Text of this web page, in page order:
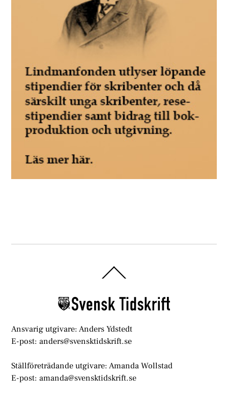
To
Ansvarig utgivare: Anders Ydstedt
E-post: anders@svensktidskrift.se
Ställföreträdande utgivare: Amanda Wollstad
E-post: amanda@svensktidskrift.se